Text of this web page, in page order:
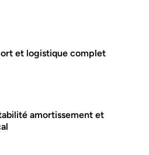
et logistique complet
amortissement et